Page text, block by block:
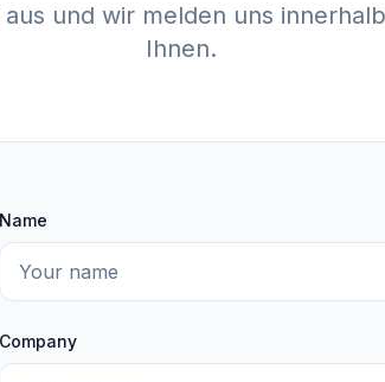
aus und wir melden uns
Ihnen.
Name
Company